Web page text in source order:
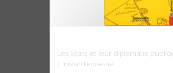
Les Etats et leur diplomatie
Christian Lequesne